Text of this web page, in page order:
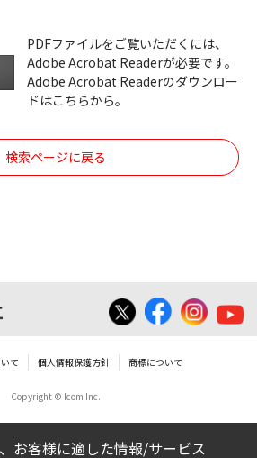
ールコマンドの仕様書、およ
のダウンロードファイルにつ
含むすべての権利は、アイコ
ウンロードしたファイルは、
る以外にはご使用できませ
ください。
変更される場合があります。
サービスに掲載していますBIOS/
データにつきましては、パソ
テムを制御する重要なデータ
PDFファイルをご覧いただくには、
Adobe Acrobat Readerが必要です。
Adobe Acrobat Readerのダウンロー
ドはこちらから。
検索ページに戻る
て 個人情報保護方針 商標について
Copyright © Icom Inc.
お客様に適した情報/サービス